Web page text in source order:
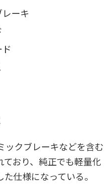
ーキ
ックブレーキなどを含む
おり、純正でも軽量化
仕様になっている。